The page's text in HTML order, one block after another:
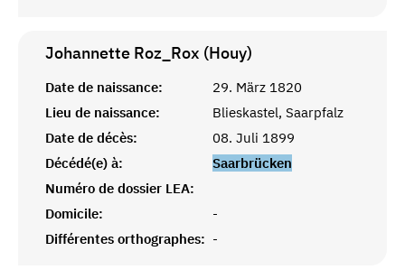
Johannette Roz_Rox (Houy)
Date de naissance:
29. März 1820
Lieu de naissance:
Blieskastel, Saarpfalz
Date de décès:
08. Juli 1899
Décédé(e) à:
Saarbrücken
Numéro de dossier LEA:
Domicile:
-
Différentes orthographes: -